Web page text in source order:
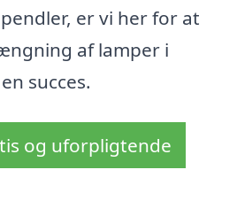
er vi her for at
af lamper i
succes.
og uforpligtende